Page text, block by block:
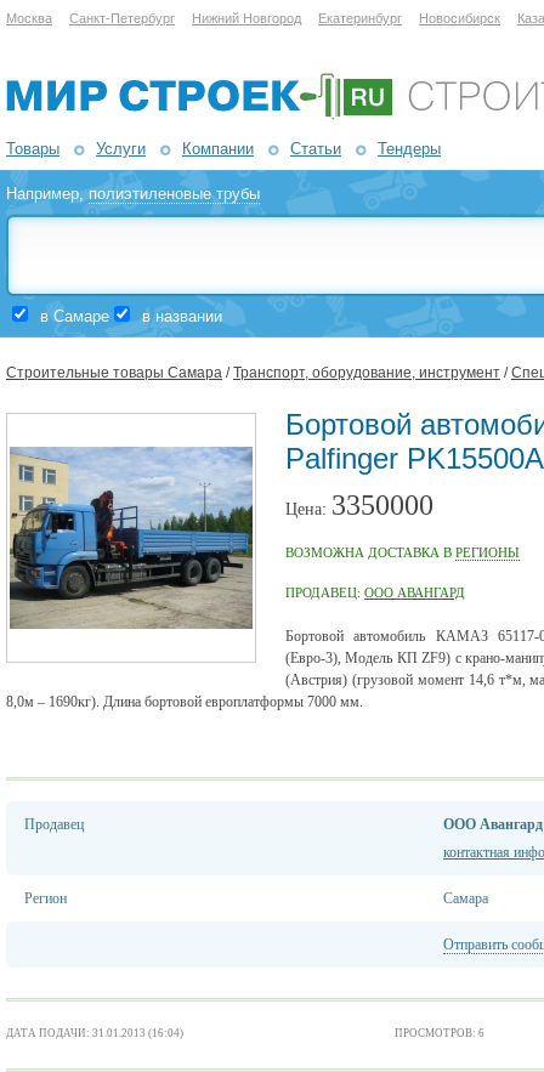
Москва Санкт-Петербург Нижний Новгород Екатеринбург Новосибирск
Товары Услуги Компании Статьи Тендеры
Например,полиэтиленовые трубы
в Самаре в названии
Строительные товары Самара /Транспорт, оборудование, инструмент /
Бортовой
Palfinger
Цена: 3350000
ВОЗМОЖНА ДОСТАВКА В РЕГИОНЫ
ПРОДАВЕЦ: ООО АВАНГАРД
Бортовой автомобиль КАМАЗ 65117-
(Евро-3), Модель КП ZF9) c крано-
(Австрия) (грузовой момент 14,6 т*м,
8,0м – 1690кг). Длина бортовой европлатформы 7000 мм.
Продавец
ООО Авангард
контактная
Регион Самара
Отправить
ДАТА ПОДАЧИ: 31.01.2013 (16:04) ПРОСМОТРОВ: 6